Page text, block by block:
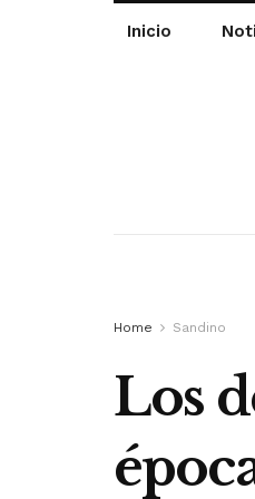
Inicio
Home Sandino
Los